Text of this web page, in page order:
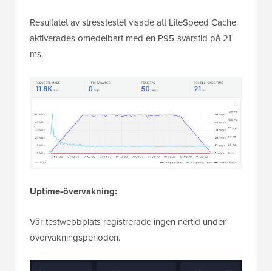
Resultatet av stresstestet visade att LiteSpeed Cache
aktiverades omedelbart med en P95-svarstid på 21
ms.
Uptime-övervakning:
Vår testwebbplats registrerade ingen nertid under
övervakningsperioden.